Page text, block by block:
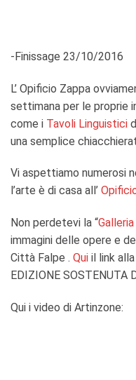
-Finissage 23/10/2016
L’ Opificio Zappa
settimana per le proprie
come i Tavoli Linguistici
una semplice
Vi aspettiamo numerosi
l’arte è di casa all’
Non perdetevi la “
immagini delle opere e
Città Falpe . Qui il link
EDIZIONE SOSTENUTA
Qui i video di Artinzone: